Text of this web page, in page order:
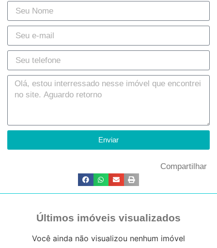
Enviar
Compartilhar
Últimos imóveis visualizados
Você ainda não visualizou nenhum imóvel